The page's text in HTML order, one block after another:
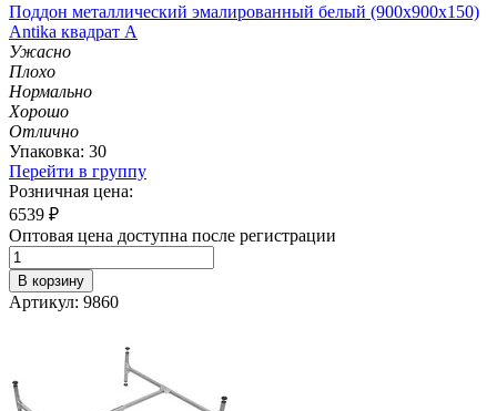
Поддон металлический эмалированный белый (900х900х150)
Antika квадрат А
Ужасно
Плохо
Нормально
Хорошо
Отлично
Упаковка: 30
Перейти в группу
Розничная цена:
6539 ₽
Оптовая цена доступна после регистрации
В корзину
Артикул: 9860